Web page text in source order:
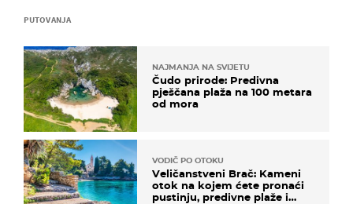
PUTOVANJA
NAJMANJA NA SVIJETU
Čudo prirode: Predivna
pješčana plaža na 100 metara
od mora
VODIČ PO OTOKU
Veličanstveni Brač: Kameni
otok na kojem ćete pronaći
pustinju, predivne plaže i